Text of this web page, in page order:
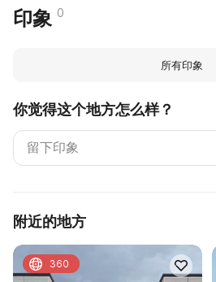
印象 0
所有印象
你觉得这个地方怎么样？
附近的地方
360